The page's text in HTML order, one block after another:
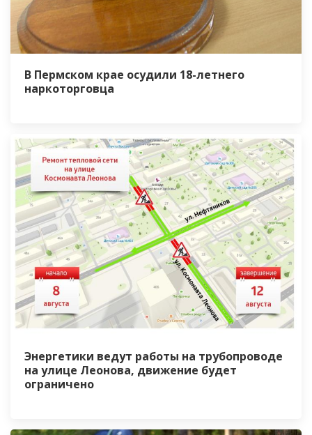
В Пермском крае осудили 18-летнего
наркоторговца
Энергетики ведут работы на трубопроводе
на улице Леонова, движение будет
ограничено